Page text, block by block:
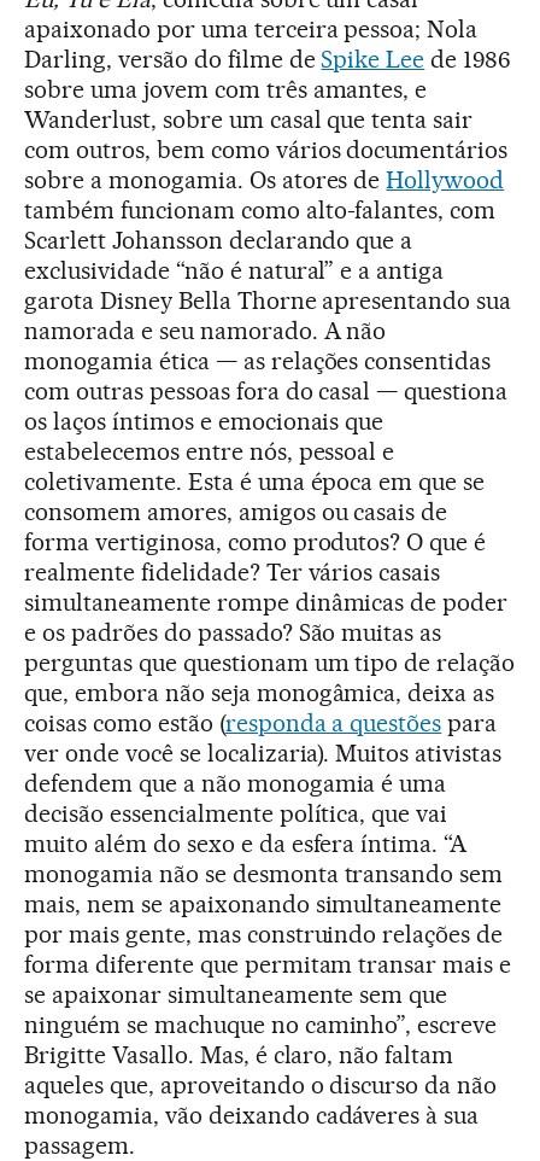
apaixonado por uma terceira pessoa; Nola
Darling, versão do filme deSpike Lee de 1986
sobre uma jovem com três amantes, e
Wanderlust, sobre um casal que tenta sair
com outros, bem como vários documentários
sobre a monogamia. Os atores deHollywood
também funcionam como alto-falantes, com
Scarlett Johansson declarando que a
exclusividade “não é natural” e a antiga
garota Disney Bella Thorne apresentando sua
namorada e seu namorado. A não
monogamia ética — as relações consentidas
com outras pessoas fora do casal — questiona
os laços íntimos e emocionais que
estabelecemos entre nós, pessoal e
coletivamente. Esta é uma época em que se
consomem amores, amigos ou casais de
forma vertiginosa, como produtos? O que é
realmente fidelidade? Ter vários casais
simultaneamente rompe dinâmicas de poder
e os padrões do passado? São muitas as
perguntas que questionam um tipo de relação
que, embora não seja monogâmica, deixa as
coisas como estão (responda a questões para
ver onde você se localizaria). Muitos ativistas
defendem que a não monogamia é uma
decisão essencialmente política, que vai
muito além do sexo e da esfera íntima. “A
monogamia não se desmonta transando sem
mais, nem se apaixonando simultaneamente
por mais gente, mas construindo relações de
forma diferente que permitam transar mais e
se apaixonar simultaneamente sem que
ninguém se machuque no caminho”, escreve
Brigitte Vasallo. Mas, é claro, não faltam
aqueles que, aproveitando o discurso da não
monogamia, vão deixando cadáveres à sua
passagem.